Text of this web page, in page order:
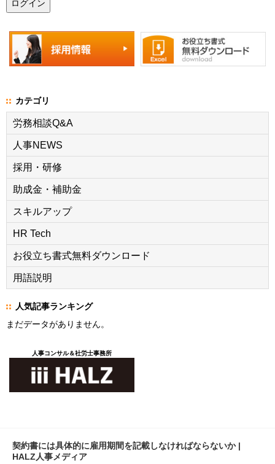
カテゴリ
労務相談Q&A
人事NEWS
採用・研修
助成金・補助金
スキルアップ
HR Tech
お役立ち書式無料ダウンロード
用語説明
人気記事ランキング
まだデータがありません。
人事コンサル＆社労士事務所
契約書には具体的に雇用期間を記載しなければならないか |
HALZ人事メディア